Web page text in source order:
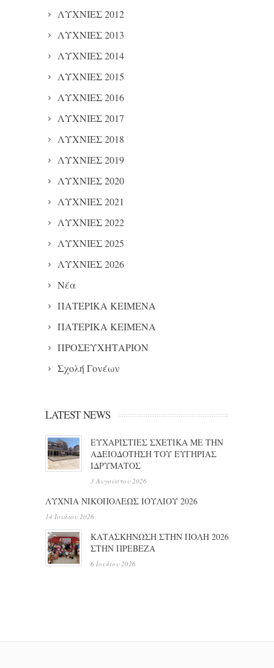
ΛΥΧΝΙΕΣ 2012
ΛΥΧΝΙΕΣ 2013
ΛΥΧΝΙΕΣ 2014
ΛΥΧΝΙΕΣ 2015
ΛΥΧΝΙΕΣ 2016
ΛΥΧΝΙΕΣ 2017
ΛΥΧΝΙΕΣ 2018
ΛΥΧΝΙΕΣ 2019
ΛΥΧΝΙΕΣ 2020
ΛΥΧΝΙΕΣ 2021
ΛΥΧΝΙΕΣ 2022
ΛΥΧΝΙΕΣ 2025
ΛΥΧΝΙΕΣ 2026
Νέα
ΠΑΤΕΡΙΚΑ ΚΕΙΜΕΝΑ
ΠΑΤΕΡΙΚΑ ΚΕΙΜΕΝΑ
ΠΡΟΣΕΥΧΗΤΑΡΙΟΝ
Σχολή Γονέων
LATEST NEWS
ΕΥΧΑΡΙΣΤΙΕΣ ΣΧΕΤΙΚΑ ΜΕ ΤΗΝ
ΑΔΕΙΟΔΟΤΗΣΗ ΤΟΥ ΕΥΓΗΡΙΑΣ
ΙΔΡΥΜΑΤΟΣ
3 Αυγούστου 2026
ΛΥΧΝΙΑ ΝΙΚΟΠΟΛΕΩΣ ΙΟΥΛΙΟΥ 2026
14 Ιουλίου 2026
ΚΑΤΑΣΚΗΝΩΣΗ ΣΤΗΝ ΠΟΛΗ 2026
ΣΤΗΝ ΠΡΕΒΕΖΑ
6 Ιουλίου 2026